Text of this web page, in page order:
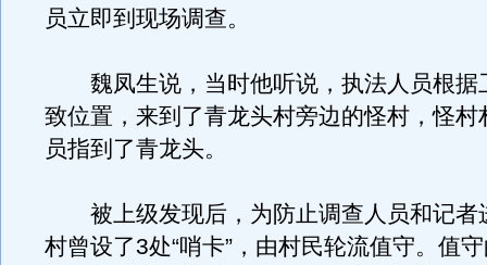
员立即到现场调查。
魏凤生说，当时他听说，执法人员根据
致位置，来到了青龙头村旁边的怪村，怪村
员指到了青龙头。
被上级发现后，为防止调查人员和记者
村曾设了3处“哨卡”，由村民轮流值守。值